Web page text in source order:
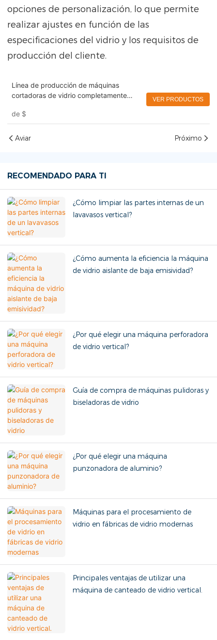
opciones de personalización, lo que permite
realizar ajustes en función de las
especificaciones del vidrio y los requisitos de
producción del cliente.
Línea de producción de máquinas
cortadoras de vidrio completamente
de $
VER PRODUCTOS
Aviar Próximo
RECOMENDADO PARA TI
¿Cómo limpiar las partes internas de un
lavavasos vertical?
¿Cómo aumenta la eficiencia la máquina
de vidrio aislante de baja emisividad?
¿Por qué elegir una máquina perforadora
de vidrio vertical?
Guía de compra de máquinas pulidoras y
biseladoras de vidrio
¿Por qué elegir una máquina
punzonadora de aluminio?
Máquinas para el procesamiento de
vidrio en fábricas de vidrio modernas
Principales ventajas de utilizar una
máquina de canteado de vidrio vertical.